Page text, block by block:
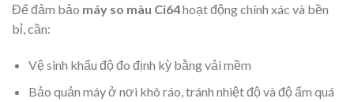
Để đảm bảo máy so màu Ci64hoạt động chính xác và bền
bỉ, cần:
Vệ sinh khẩu độ đo định kỳ bằng vải mềm
Bảo quản máy ở nơi khô ráo, tránh nhiệt độ và độ ẩm quá